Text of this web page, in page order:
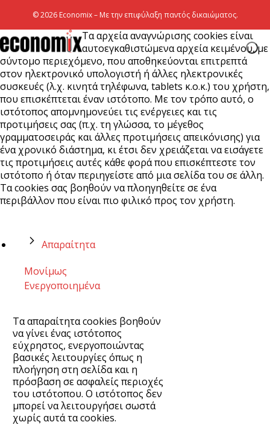
© 2026 Economix – Με την επιφύλαξη παντός δικαιώματος.
Τα αρχεία αναγνώρισης cookies είναι
αυτοεγκαθιστώμενα αρχεία κειμένου, με
σύντομο περιεχόμενο, που αποθηκεύονται επιτρεπτά
στον ηλεκτρονικό υπολογιστή ή άλλες ηλεκτρονικές
συσκευές (λ.χ. κινητά τηλέφωνα, tablets κ.ο.κ.) του χρήστη,
που επισκέπτεται έναν ιστότοπο. Με τον τρόπο αυτό, ο
ιστότοπος απομνημονεύει τις ενέργειες και τις
προτιμήσεις σας (π.χ. τη γλώσσα, το μέγεθος
γραμματοσειράς και άλλες προτιμήσεις απεικόνισης) για
ένα χρονικό διάστημα, κι έτσι δεν χρειάζεται να εισάγετε
τις προτιμήσεις αυτές κάθε φορά που επισκέπτεστε τον
ιστότοπο ή όταν περιηγείστε από μια σελίδα του σε άλλη.
Τα cookies σας βοηθούν να πλοηγηθείτε σε ένα
περιβάλλον που είναι πιο φιλικό προς τον χρήστη.
Απαραίτητα
Μονίμως
Ενεργοποιημένα
Τα απαραίτητα cookies βοηθούν
να γίνει ένας ιστότοπος
εύχρηστος, ενεργοποιώντας
βασικές λειτουργίες όπως η
πλοήγηση στη σελίδα και η
πρόσβαση σε ασφαλείς περιοχές
του ιστότοπου. Ο ιστότοπος δεν
μπορεί να λειτουργήσει σωστά
χωρίς αυτά τα cookies.